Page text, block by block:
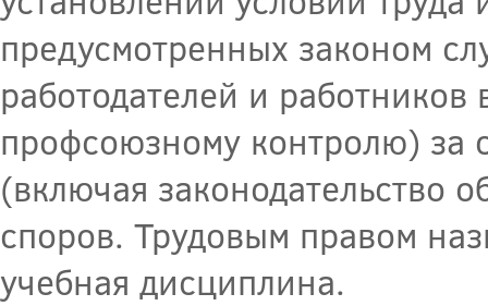
предусмотренных законом
работодателей и
профсоюзному контролю) за
(включая законодательство
споров. Трудовым правом
учебная дисциплина.